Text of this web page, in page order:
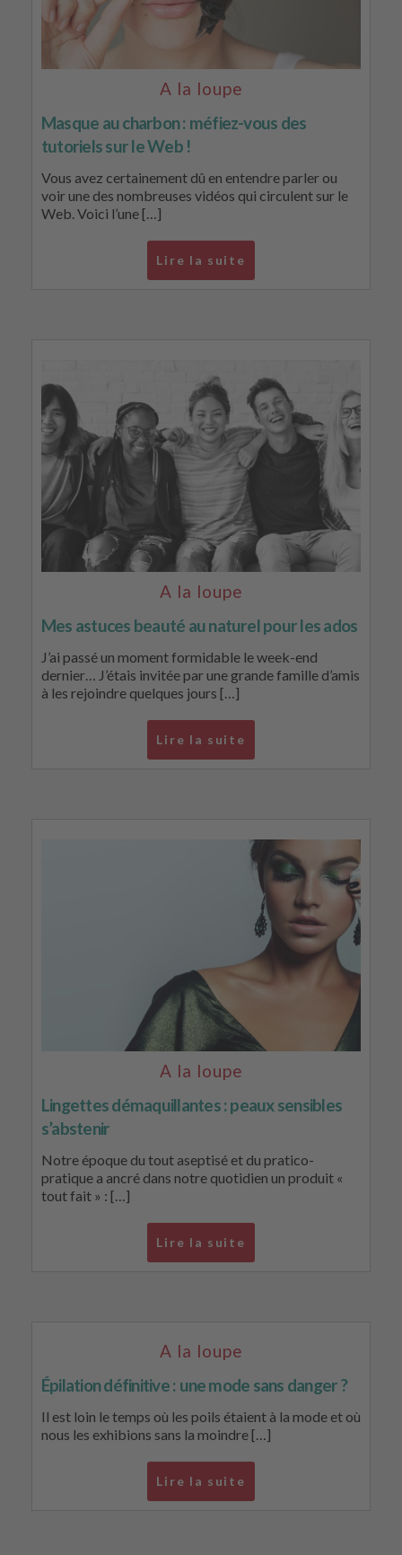
A la loupe
Masque au charbon : méfiez-vous des
tutoriels sur le Web !
Vous avez certainement dû en entendre parler ou
voir une des nombreuses vidéos qui circulent sur le
Web. Voici l’une […]
Lire la suite
A la loupe
Mes astuces beauté au naturel pour les ados
J’ai passé un moment formidable le week-end
dernier… J’étais invitée par une grande famille d’amis
à les rejoindre quelques jours […]
Lire la suite
A la loupe
Lingettes démaquillantes : peaux sensibles
s’abstenir
Notre époque du tout aseptisé et du pratico-
pratique a ancré dans notre quotidien un produit «
tout fait » : […]
Lire la suite
A la loupe
Épilation définitive : une mode sans danger ?
Il est loin le temps où les poils étaient à la mode et où
nous les exhibions sans la moindre […]
Lire la suite